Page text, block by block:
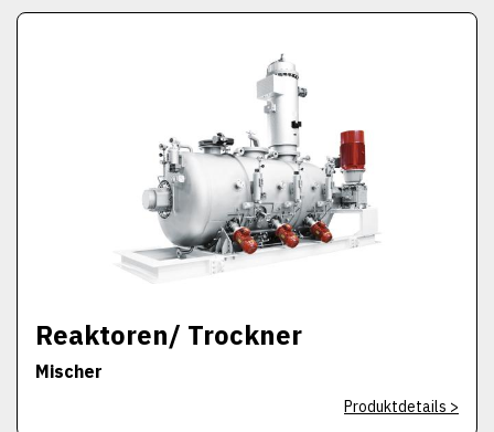
Reaktoren/ Trockner
Mischer
Produktdetails >